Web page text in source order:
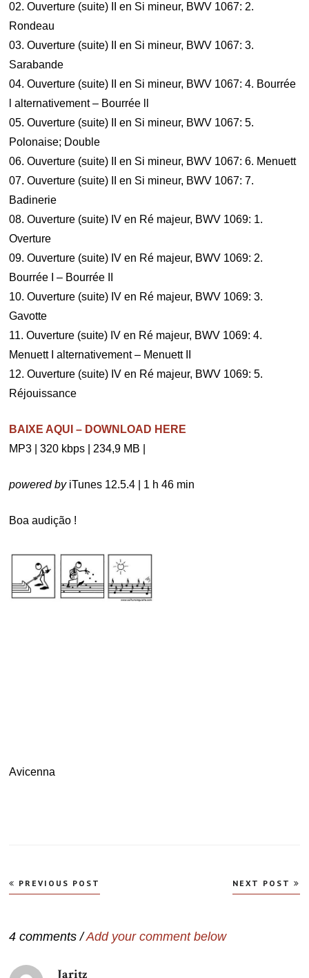
02. Ouverture (suite) II en Si mineur, BWV 1067: 2.
Rondeau
03. Ouverture (suite) II en Si mineur, BWV 1067: 3.
Sarabande
04. Ouverture (suite) II en Si mineur, BWV 1067: 4. Bourrée
l alternativement – Bourrée ll
05. Ouverture (suite) II en Si mineur, BWV 1067: 5.
Polonaise; Double
06. Ouverture (suite) II en Si mineur, BWV 1067: 6. Menuett
07. Ouverture (suite) II en Si mineur, BWV 1067: 7.
Badinerie
08. Ouverture (suite) IV en Ré majeur, BWV 1069: 1.
Overture
09. Ouverture (suite) IV en Ré majeur, BWV 1069: 2.
Bourrée I – Bourrée II
10. Ouverture (suite) IV en Ré majeur, BWV 1069: 3.
Gavotte
11. Ouverture (suite) IV en Ré majeur, BWV 1069: 4.
Menuett I alternativement – Menuett II
12. Ouverture (suite) IV en Ré majeur, BWV 1069: 5.
Réjouissance
BAIXE AQUI – DOWNLOAD HERE
MP3 | 320 kbps | 234,9 MB |
powered byiTunes 12.5.4 | 1 h 46 min
Boa audição !
Avicenna
Navegação
de
PREVIOUS POST NEXT POST
4 comments /Add your comment below
Jaritz